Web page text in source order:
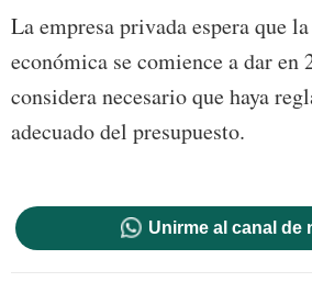
La empresa privada espera que
económica se comience a dar en
considera necesario que haya
adecuado del presupuesto.
Unirme al canal de